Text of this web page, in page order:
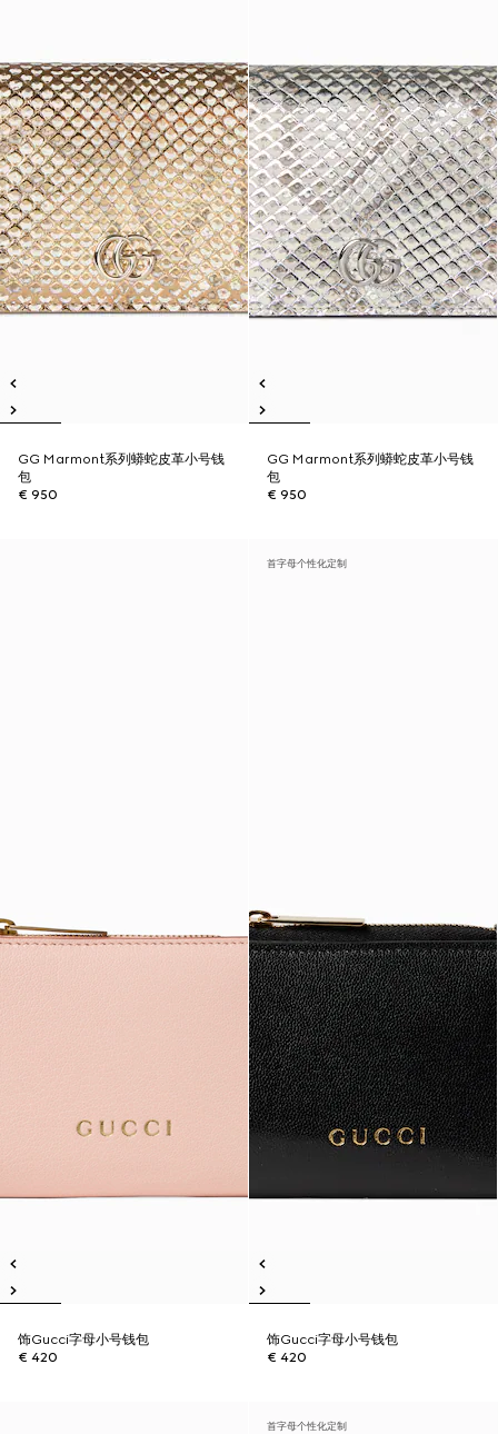
GG Marmont系列蟒蛇皮革小号钱
包
€ 950
GG Marmont系列蟒蛇皮革小号钱
包
€ 950
饰Gucci字母小号钱包
€ 420
首字母个性化定制
饰Gucci字母小号钱包
€ 420
首字母个性化定制